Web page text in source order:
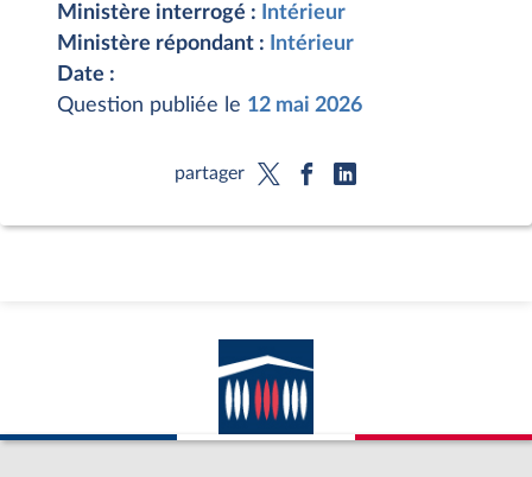
Ministère interrogé :
Intérieur
Ministère répondant :
Intérieur
Date :
Question publiée le 12 mai 2026
partager